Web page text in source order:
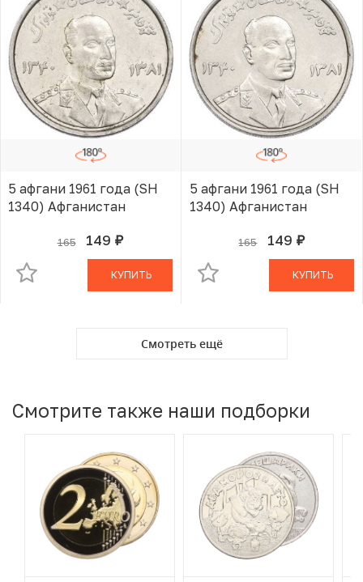
5 афгани 1961 года (SH
1340) Афганистан
165 149 руб.
В КОРЗИНЕ
КУПИТЬ
5 афгани 1961 года (SH
1340) Афганистан
165 149 руб.
В КОРЗИНЕ
КУПИТЬ
Смотреть ещё
Смотрите также наши подборки